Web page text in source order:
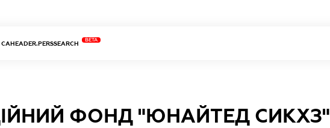
CAHEADER.PERSSEARCH
BETA
ФОНД "ЮНАЙТЕД СИКХЗ"